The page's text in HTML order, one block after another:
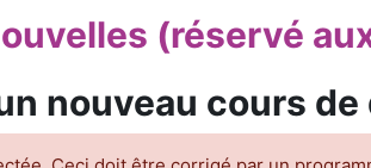
(réservé
nouveau cours